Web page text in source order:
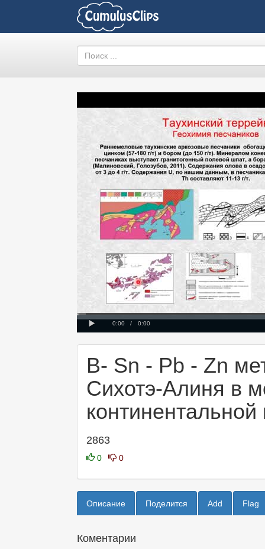
Play
Current
0:00 / Duration
0:00
Loaded:
Progress:
0%
00:00
В- Sn - Pb - Zn
Сихотэ-Алиня в
2863
0 0
Описание Поделится Add Flag
Коментарии